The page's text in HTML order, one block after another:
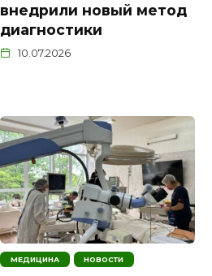
внедрили новый метод
диагностики
10.07.2026
МЕДИЦИНА НОВОСТИ